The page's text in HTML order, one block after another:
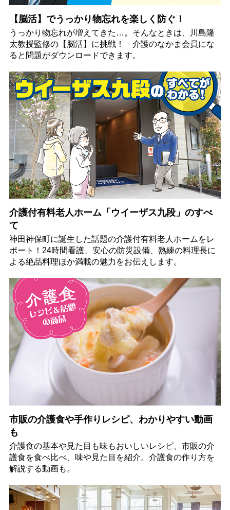
【脳活】でうっかり物忘れを楽しく防ぐ！
うっかり物忘れが増えてきた…。そんなときは、川島隆
太教授監修の【脳活】に挑戦！ 介護のなかま会員にな
ると問題がダウンロードできます。
介護付有料老人ホーム「ウイーザス九段」のすべ
て
神田神保町に誕生した話題の介護付有料老人ホームをレ
ポート！24時間看護、安心の防災設備、熟練の料理長に
よる絶品料理ほか満載の魅力をお伝えします。
市販の介護食や手作りレシピ、わかりやすい動画
も
介護食の基本や見た目も味もおいしいレシピ、市販の介
護食を食べ比べ、味や見た目を紹介。介護食の作り方を
解説する動画も。